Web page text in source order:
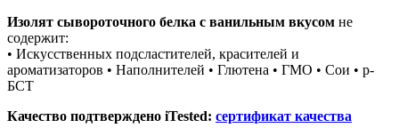
Изолят сывороточного белка с ванильным вкусом не
содержит:
• Искусственных подсластителей, красителей и
ароматизаторов • Наполнителей • Глютена • ГМО • Сои • р-
БСТ
Качество подтверждено iTested: сертификат качества